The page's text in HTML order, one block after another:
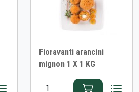
Fioravanti arancini
mignon 1 X 1 KG